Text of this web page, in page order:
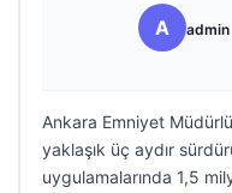
A admin
Ankara Emniyet
yaklaşık üç aydır
uygulamalarında 1,5